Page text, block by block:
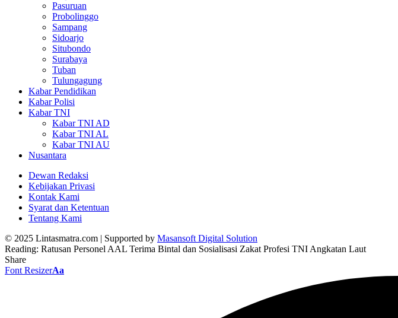
Pasuruan
Probolinggo
Sampang
Sidoarjo
Situbondo
Surabaya
Tuban
Tulungagung
Kabar Pendidikan
Kabar Polisi
Kabar TNI
Kabar TNI AD
Kabar TNI AL
Kabar TNI AU
Nusantara
Dewan Redaksi
Kebijakan Privasi
Kontak Kami
Syarat dan Ketentuan
Tentang Kami
© 2025 Lintasmatra.com | Supported by Masansoft Digital Solution
Reading: Ratusan Personel AAL Terima Bintal dan Sosialisasi Zakat Profesi TNI Angkatan Laut
Share
Font ResizerAa